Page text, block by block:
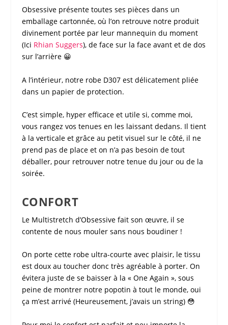
Obsessiveprésente toutes ses pièces dans un
emballage cartonnée, où l’on retrouve notre produit
divinement portée par leur mannequin du moment
(Ici Rhian Suggers), de face sur la face avant et de dos
sur l’arrière 😀
A l’intérieur, notre robe D307est délicatement pliée
dans un papier de protection.
C’est simple, hyper efficace et utile si, comme moi,
vous rangez vos tenues en les laissant dedans. Il tient
à la verticale et grâce au petit visuel sur le côté, il ne
prend pas de place et on n’a pas besoin de tout
déballer, pour retrouver notre tenue du jour ou de la
soirée.
CONFORT
Le Multistretch d’Obsessivefait son œuvre, il se
contente de nous mouler sans nous boudiner !
On porte cette robe ultra-courteavec plaisir, le tissu
est doux au toucher donc très agréable à porter. On
évitera juste de se baisser à la « One Again », sous
peine de montrer notre popotin à tout le monde, oui
ça m’est arrivé (Heureusement, j’avais un string) 😳